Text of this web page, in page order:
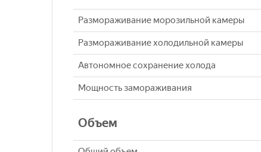
Размораживание морозильной камеры
Размораживание холодильной камеры
Автономное сохранение холода
Мощность замораживания
Объем